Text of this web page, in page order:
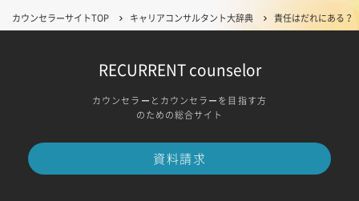
カウンセラーサイトTOP キャリアコンサルタント大辞典 責任はだれにある
RECURRENT counselor
カウンセラーとカウンセラーを目指す方
のための総合サイト
資料請求